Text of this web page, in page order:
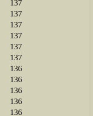
137
137
137
137
137
137
136
136
136
136
136